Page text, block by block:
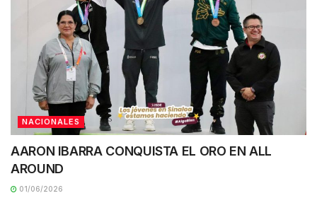
NACIONALES
AARON IBARRA CONQUISTA EL ORO EN ALL
AROUND
01/06/2026